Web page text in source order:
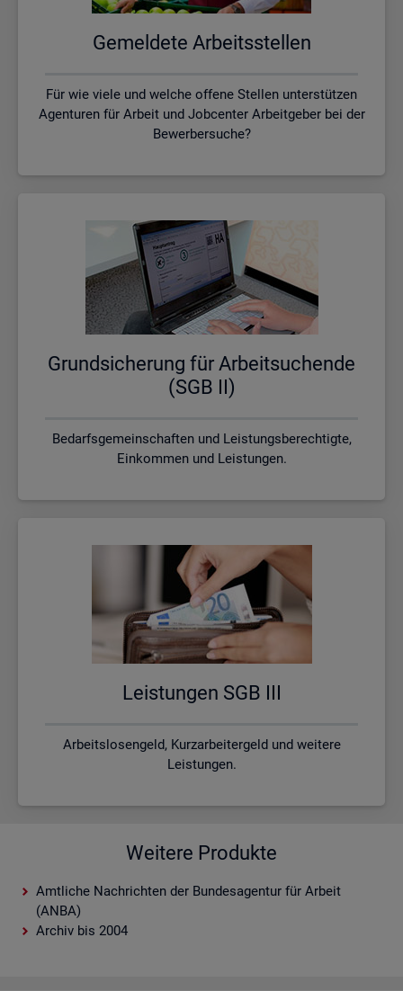
Ge­mel­de­te Ar­beits­stel­len
Für wie viele und welche offene Stellen unterstützen
Agenturen für Arbeit und Jobcenter Arbeitgeber bei der
Bewerbersuche?
Grund­si­che­rung für Ar­beit­su­chen­de
(SGB II)
Bedarfsgemeinschaften und Leistungsberechtigte,
Einkommen und Leistungen.
Leis­tun­gen SGB III
Arbeitslosengeld, Kurzarbeitergeld und weitere
Leistungen.
Weitere Produkte
Amtliche Nachrichten der Bundesagentur für Arbeit
(ANBA)
Archiv bis 2004